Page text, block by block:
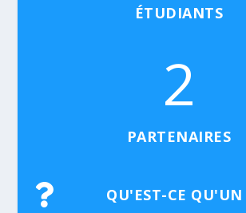
ÉTUDIANTS
2
PARTENAIRES
 QU'EST-CE QU'UN